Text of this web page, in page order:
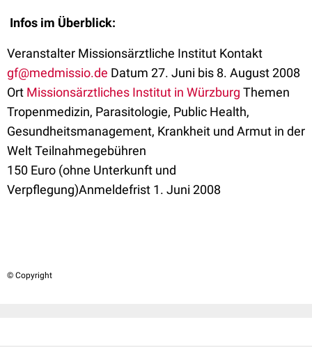
Infos im Überblick:
Veranstalter Missionsärztliche Institut Kontakt
gf@medmissio.de Datum 27. Juni bis 8. August 2008
Ort Missionsärztliches Institut in Würzburg Themen
Tropenmedizin, Parasitologie, Public Health,
Gesundheitsmanagement, Krankheit und Armut in der
Welt Teilnahmegebühren
150 Euro (ohne Unterkunft und
Verpflegung)Anmeldefrist 1. Juni 2008
© Copyright